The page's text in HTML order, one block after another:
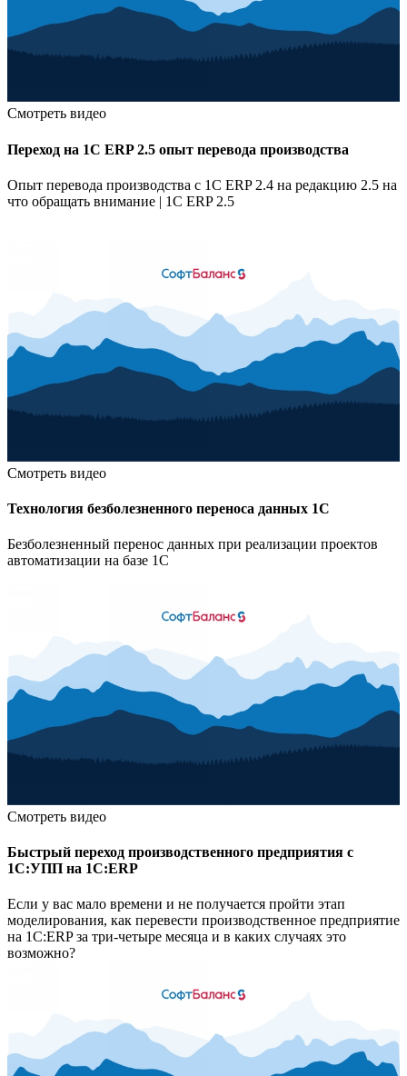
Смотреть видео
Переход на 1С ERP 2.5 опыт перевода производства
Опыт перевода производства с 1С ERP 2.4 на редакцию 2.5 на
что обращать внимание | 1С ERP 2.5
Смотреть видео
Технология безболезненного переноса данных 1С
Безболезненный перенос данных при реализации проектов
автоматизации на базе 1С
Смотреть видео
Быстрый переход производственного предприятия с
1С:УПП на 1С:ЕRP
Если у вас мало времени и не получается пройти этап
моделирования, как перевести производственное предприятие
на 1С:ЕRP за три-четыре месяца и в каких случаях это
возможно?